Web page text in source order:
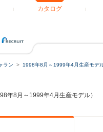
カタログ
ラン 1998年8月～1999年4月生産モデ
年8月～1999年4月生産モデル）